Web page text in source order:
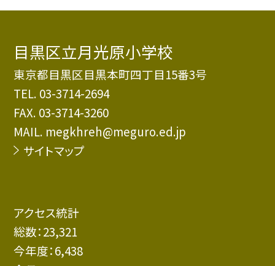
目黒区立月光原小学校
東京都目黒区目黒本町四丁目15番3号
TEL. 03-3714-2694
FAX. 03-3714-3260
MAIL. megkhreh@meguro.ed.jp
サイトマップ
アクセス統計
総数：23,321
今年度：6,438